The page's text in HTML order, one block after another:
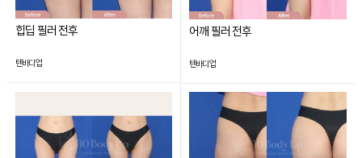
힙딥 필러 전후
텐바디업
어깨 필러 전후
텐바디업